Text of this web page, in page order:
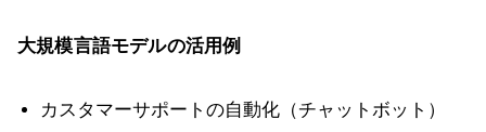
大規模言語モデルの活用例
カスタマーサポートの自動化（チャットボット）